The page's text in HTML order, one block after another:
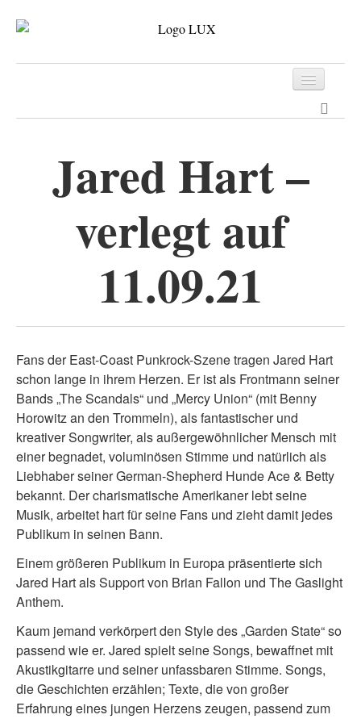
Archiv
Jared Hart –
verlegt auf
11.09.21
Fans der East-Coast Punkrock-Szene tragen Jared Hart
schon lange in ihrem Herzen. Er ist als Frontmann seiner
Bands „The Scandals“ und „Mercy Union“ (mit Benny
Horowitz an den Trommeln), als fantastischer und
kreativer Songwriter, als außergewöhnlicher Mensch mit
einer begnadet, voluminösen Stimme und natürlich als
Liebhaber seiner German-Shepherd Hunde Ace & Betty
bekannt. Der charismatische Amerikaner lebt seine
Musik, arbeitet hart für seine Fans und zieht damit jedes
Publikum in seinen Bann.
Einem größeren Publikum in Europa präsentierte sich
Jared Hart als Support von Brian Fallon und The Gaslight
Anthem.
Kaum jemand verkörpert den Style des „Garden State“ so
passend wie er. Jared spielt seine Songs, bewaffnet mit
Akustikgitarre und seiner unfassbaren Stimme. Songs,
die Geschichten erzählen; Texte, die von großer
Erfahrung eines jungen Herzens zeugen, passend zum